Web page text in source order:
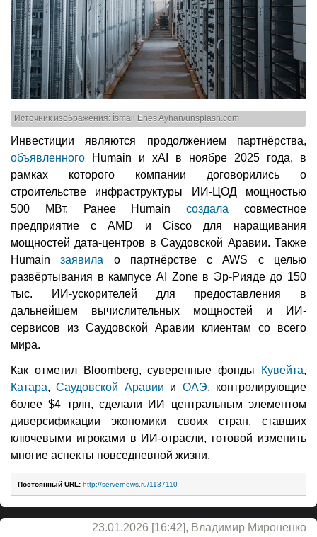
Источник изображения: İsmail Enes Ayhan/unsplash.com
Инвестиции являются продолжением партнёрства,
объявленного Humain и xAI в ноябре 2025 года, в
рамках которого компании договорились о
строительстве инфраструктуры ИИ-ЦОД мощностью
500 МВт. Ранее Humainсоздала совместное
предприятие с AMD и Cisco для наращивания
мощностей дата-центров в Саудовской Аравии. Также
Humainзаявила о партнёрстве с AWS с целью
развёртывания в кампусе AI Zone в Эр-Рияде до 150
тыс. ИИ-ускорителей для предоставления в
дальнейшем вычислительных мощностей и ИИ-
сервисов из Саудовской Аравии клиентам со всего
мира.
Как отметил Bloomberg, суверенные фонды Кувейта,
Катара,Саудовской Аравии и ОАЭ, контролирующие
более $4 трлн, сделали ИИ центральным элементом
диверсификации экономики своих стран, ставших
ключевыми игроками в ИИ-отрасли, готовой изменить
многие аспекты повседневной жизни.
Постоянный URL: http://servernews.ru/1137110
23.01.2026 [16:42], Владимир Мироненко